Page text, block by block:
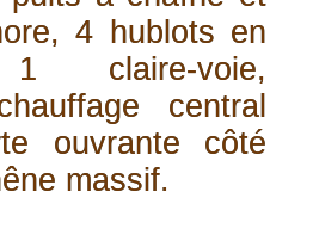
4 hublots en
claire-voie,
central
ouvrante côté
massif.